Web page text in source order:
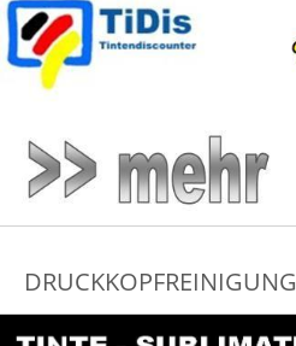
DRUCKKOPFREINIGUNG